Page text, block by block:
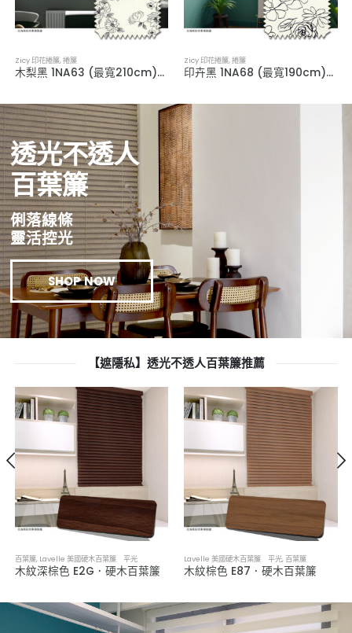
Zicy 印花捲簾,捲簾
木梨黑 1NA63 (最寬210cm)．印花透光捲簾
Zicy 印花捲簾,捲簾
印卉黑 1NA68 (最寬190cm)．印花透光捲簾
透光不透人
百葉簾
俐落線條
靈活控光
SHOP NOW
【遮隱私】透光不透人百葉簾推薦
百葉簾, Lavelle 美國硬木百葉簾 平光
木紋深棕色 E2G．硬木百葉簾
Lavelle 美國硬木百葉簾 平光,百葉簾
木紋棕色 E87．硬木百葉簾